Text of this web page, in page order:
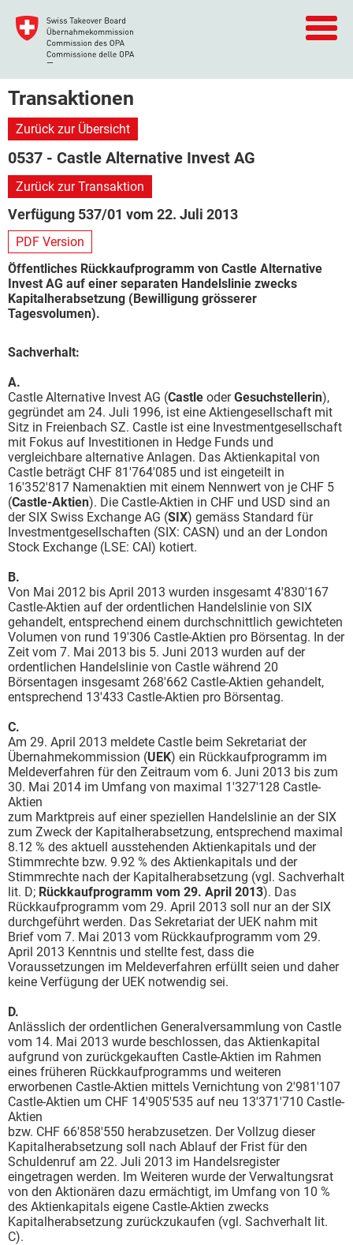
Transaktionen
Zurück zur Übersicht
0537 - Castle Alternative Invest AG
Zurück zur Transaktion
Verfügung 537/01 vom 22. Juli 2013
PDF Version
Öffentliches Rückkaufprogramm von Castle Alternative
Invest AG auf einer separaten Handelslinie zwecks
Kapitalherabsetzung (Bewilligung grösserer
Tagesvolumen).
Sachverhalt:
A.
Castle Alternative Invest AG (Castle oderGesuchstellerin),
gegründet am 24. Juli 1996, ist eine Aktiengesellschaft mit
Sitz in Freienbach SZ. Castle ist eine Investmentgesellschaft
mit Fokus auf Investitionen in Hedge Funds und
vergleichbare alternative Anlagen. Das Aktienkapital von
Castle beträgt CHF 81'764'085 und ist eingeteilt in
16'352'817 Namenaktien mit einem Nennwert von je CHF 5
(Castle-Aktien). Die Castle-Aktien in CHF und USD sind an
der SIX Swiss Exchange AG (SIX) gemäss Standard für
Investmentgesellschaften (SIX: CASN) und an der London
Stock Exchange (LSE: CAI) kotiert.
B.
Von Mai 2012 bis April 2013 wurden insgesamt 4'830'167
Castle-Aktien auf der ordentlichen Handelslinie von SIX
gehandelt, entsprechend einem durchschnittlich gewichteten
Volumen von rund 19'306 Castle-Aktien pro Börsentag. In der
Zeit vom 7. Mai 2013 bis 5. Juni 2013 wurden auf der
ordentlichen Handelslinie von Castle während 20
Börsentagen insgesamt 268'662 Castle-Aktien gehandelt,
entsprechend 13'433 Castle-Aktien pro Börsentag.
C.
Am 29. April 2013 meldete Castle beim Sekretariat der
Übernahmekommission (UEK) ein Rückkaufprogramm im
Meldeverfahren für den Zeitraum vom 6. Juni 2013 bis zum
30. Mai 2014 im Umfang von maximal 1'327'128 Castle-
Aktien
zum Marktpreis auf einer speziellen Handelslinie an der SIX
zum Zweck der Kapitalherabsetzung, entsprechend maximal
8.12 % des aktuell ausstehenden Aktienkapitals und der
Stimmrechte bzw. 9.92 % des Aktienkapitals und der
Stimmrechte nach der Kapitalherabsetzung (vgl. Sachverhalt
lit. D; Rückkaufprogramm vom 29. April 2013). Das
Rückkaufprogramm vom 29. April 2013 soll nur an der SIX
durchgeführt werden. Das Sekretariat der UEK nahm mit
Brief vom 7. Mai 2013 vom Rückkaufprogramm vom 29.
April 2013 Kenntnis und stellte fest, dass die
Voraussetzungen im Meldeverfahren erfüllt seien und daher
keine Verfügung der UEK notwendig sei.
D.
Anlässlich der ordentlichen Generalversammlung von Castle
vom 14. Mai 2013 wurde beschlossen, das Aktienkapital
aufgrund von zurückgekauften Castle-Aktien im Rahmen
eines früheren Rückkaufprogramms und weiteren
erworbenen Castle-Aktien mittels Vernichtung von 2'981'107
Castle-Aktien um CHF 14'905'535 auf neu 13'371'710 Castle-
Aktien
bzw. CHF 66'858'550 herabzusetzen. Der Vollzug dieser
Kapitalherabsetzung soll nach Ablauf der Frist für den
Schuldenruf am 22. Juli 2013 im Handelsregister
eingetragen werden. Im Weiteren wurde der Verwaltungsrat
von den Aktionären dazu ermächtigt, im Umfang von 10 %
des Aktienkapitals eigene Castle-Aktien zwecks
Kapitalherabsetzung zurückzukaufen (vgl. Sachverhalt lit.
C).